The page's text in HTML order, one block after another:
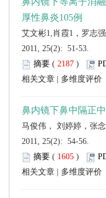
2011, 25(2): 51-53.
(
)
2011, 25(2): 54-56.
(
)